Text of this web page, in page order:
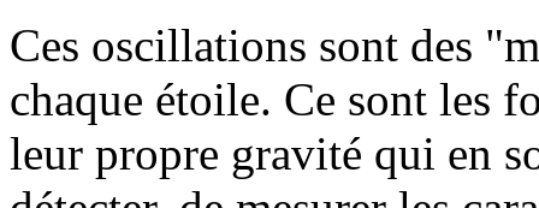
Ces oscillations sont des
chaque étoile. Ce sont les
leur propre gravité qui en